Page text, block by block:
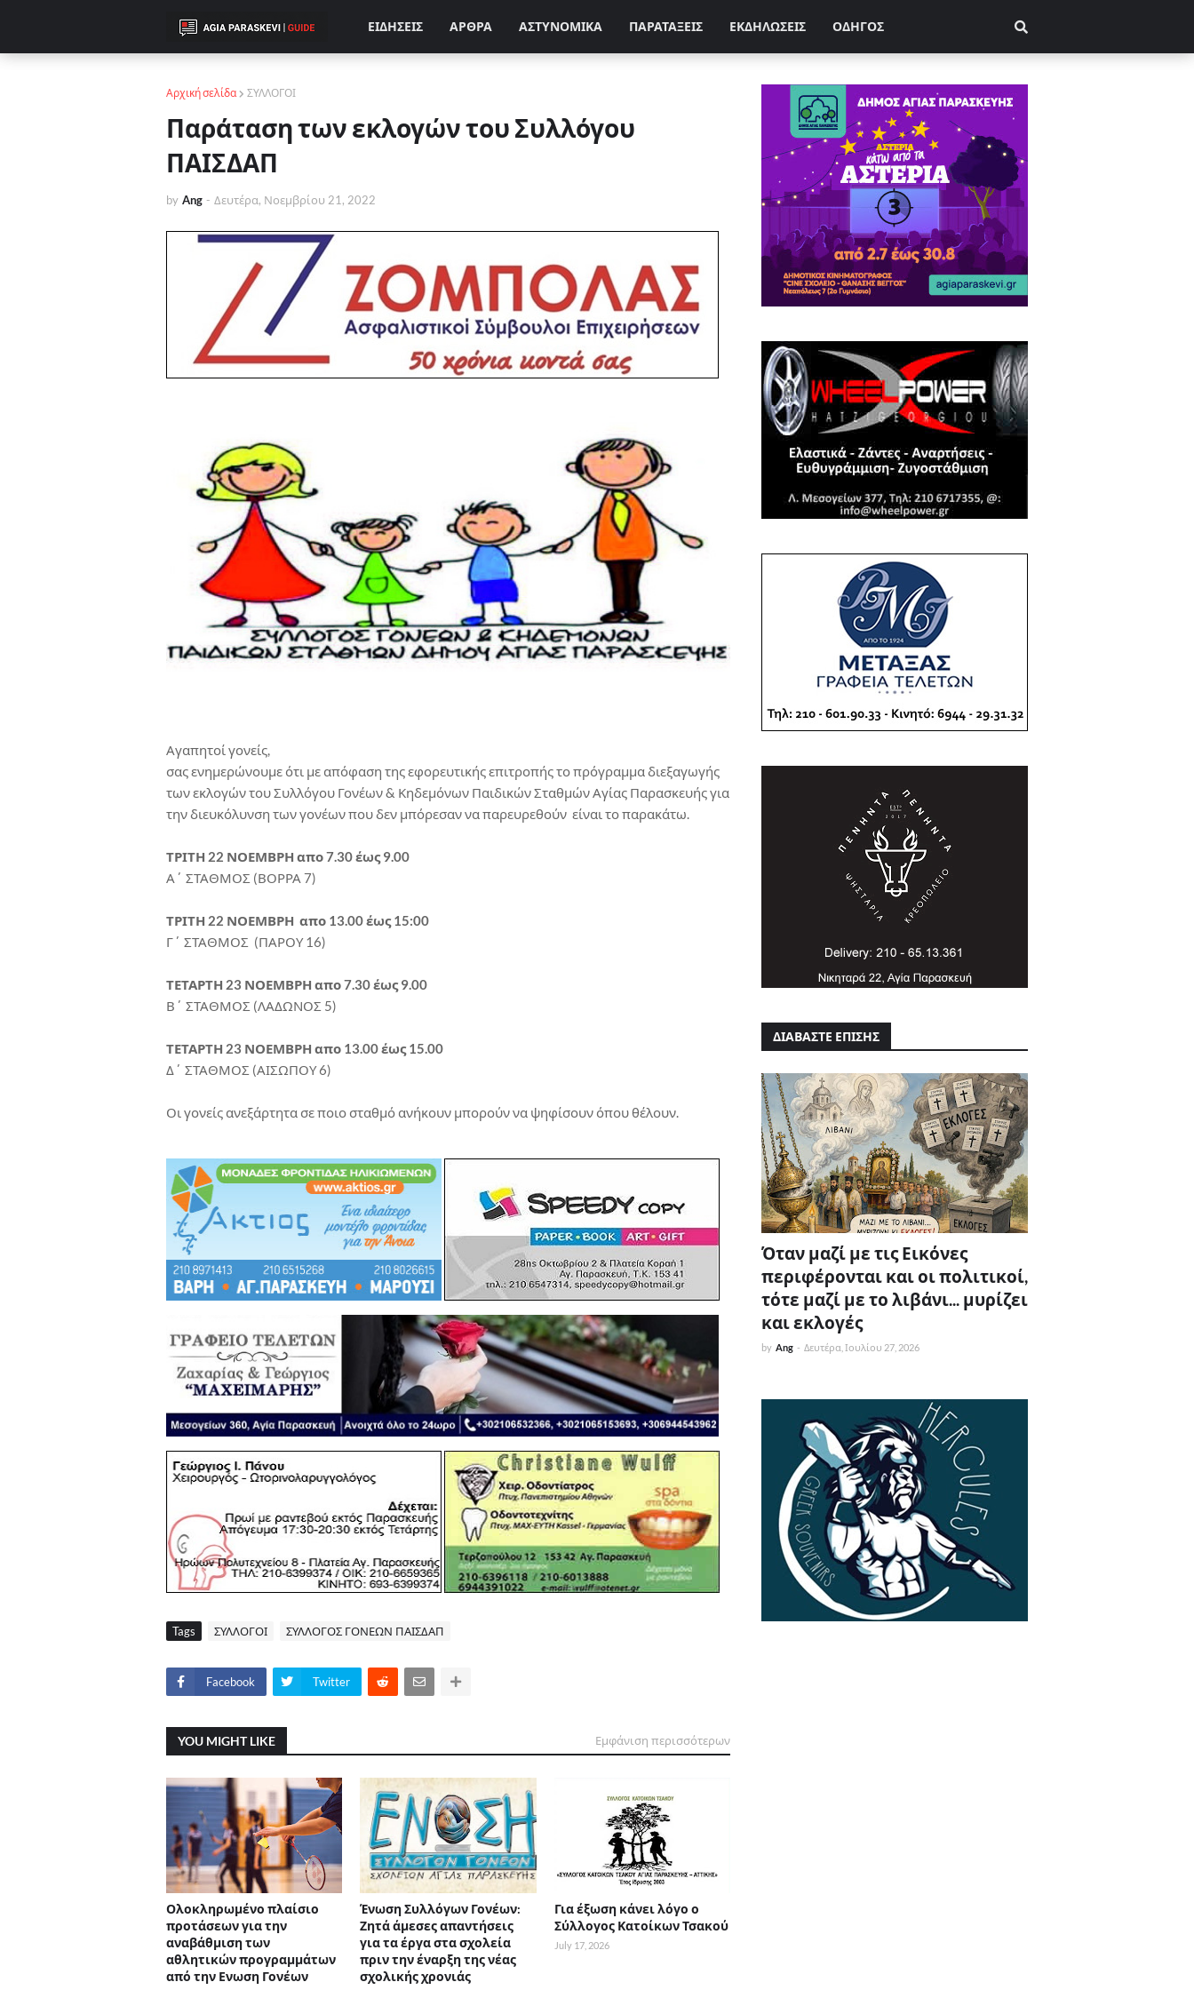
ΕΙΔΗΣΕΙΣ ΑΡΘΡΑ ΑΣΤΥΝΟΜΙΚΑ ΠΑΡΑΤΑΞΕΙΣ ΕΚΔΗΛΩΣΕΙΣ ΟΔΗΓΟΣ
Αρχική σελίδα ΣΥΛΛΟΓΟΙ
Παράταση των εκλογών του Συλλόγου
ΠΑΙΣΔΑΠ
by Ang - Δευτέρα, Νοεμβρίου 21, 2022
Αγαπητοί γονείς,
σας ενημερώνουμε ότι με απόφαση της εφορευτικής επιτροπής το πρόγραμμα διεξαγωγής
των εκλογών του Συλλόγου Γονέων & Κηδεμόνων Παιδικών Σταθμών Αγίας Παρασκευής για
την διευκόλυνση των γονέων που δεν μπόρεσαν να παρευρεθούν είναι το παρακάτω.
ΤΡΙΤΗ 22 ΝΟΕΜΒΡΗ απο 7.30 έως 9.00
Α΄ ΣΤΑΘΜΟΣ (ΒΟΡΡΑ 7)
ΤΡΙΤΗ 22 ΝΟΕΜΒΡΗ απο 13.00 έως 15:00
Γ΄ ΣΤΑΘΜΟΣ (ΠΑΡΟΥ 16)
ΤΕΤΑΡΤΗ 23 ΝΟΕΜΒΡΗ απο 7.30 έως 9.00
Β΄ ΣΤΑΘΜΟΣ (ΛΑΔΩΝΟΣ 5)
ΤΕΤΑΡΤΗ 23 ΝΟΕΜΒΡΗ απο 13.00 έως 15.00
Δ΄ ΣΤΑΘΜΟΣ (ΑΙΣΩΠΟΥ 6)
Οι γονείς ανεξάρτητα σε ποιο σταθμό ανήκουν μπορούν να ψηφίσουν όπου θέλουν.
Tags ΣΥΛΛΟΓΟΙ ΣΥΛΛΟΓΟΣ ΓΟΝΕΩΝ ΠΑΙΣΔΑΠ
Facebook Twitter
YOU MIGHT LIKE Εμφάνιση περισσότερων
Ολοκληρωμένο πλαίσιο
προτάσεων για την
αναβάθμιση των
αθλητικών προγραμμάτων
από την Ενωση Γονέων
Ένωση Συλλόγων Γονέων:
Ζητά άμεσες απαντήσεις
για τα έργα στα σχολεία
πριν την έναρξη της νέας
σχολικής χρονιάς
Για έξωση κάνει λόγο ο
Σύλλογος Κατοίκων Τσακού
July 17, 2026
ΔΙΑΒΑΣΤΕ ΕΠΙΣΗΣ
Όταν μαζί με τις Εικόνες
περιφέρονται και οι πολιτικοί,
τότε μαζί με το λιβάνι... μυρίζει
και εκλογές
by Ang - Δευτέρα, Ιουλίου 27, 2026